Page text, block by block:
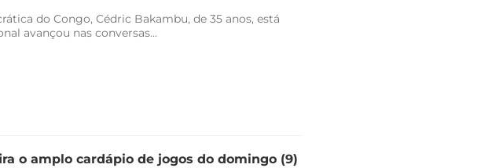
do Congo, Cédric Bakambu, de 35 anos, está
avançou nas conversas...
o amplo cardápio de jogos do domingo (9)